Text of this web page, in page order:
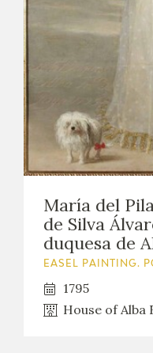
María del
de Silva
duquesa de
EASEL PAINTING.
1795
House of Alba